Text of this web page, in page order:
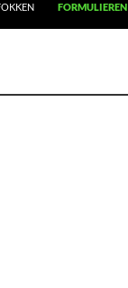
FORMULIEREN